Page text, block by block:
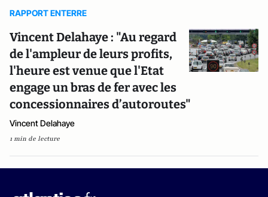
RAPPORT ENTERRE
Vincent Delahaye : "Au regard
de l'ampleur de leurs profits,
l'heure est venue que l'Etat
engage un bras de fer avec les
concessionnaires d’autoroutes"
Vincent Delahaye
1 min de lecture